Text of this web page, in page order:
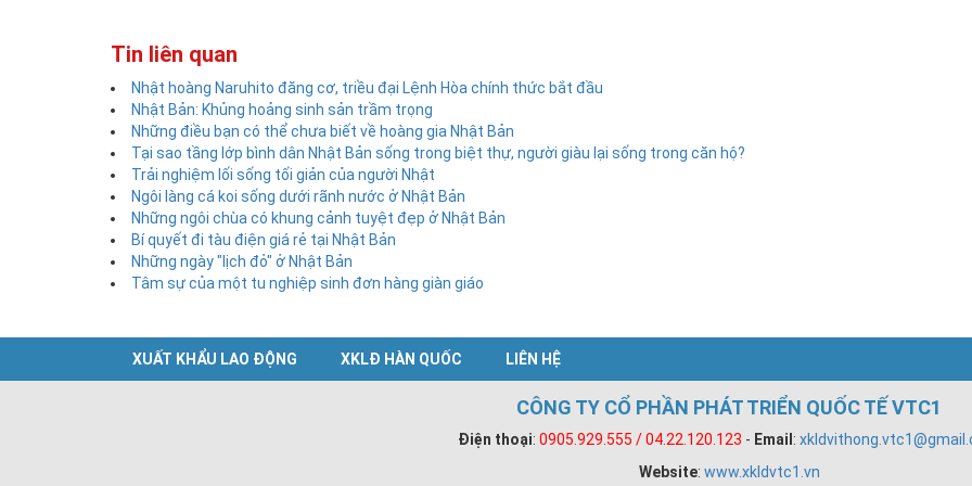
Tin liên quan
Nhật hoàng Naruhito đăng cơ, triều đại Lệnh Hòa chính thức bắt đầu
Nhật Bản: Khủng hoảng sinh sản trầm trọng
Những điều bạn có thể chưa biết về hoàng gia Nhật Bản
Tại sao tầng lớp bình dân Nhật Bản sống trong biệt thự, người giàu lại sống trong căn hộ?
Trải nghiệm lối sống tối giản của người Nhật
Ngôi làng cá koi sống dưới rãnh nước ở Nhật Bản
Những ngôi chùa có khung cảnh tuyệt đẹp ở Nhật Bản
Bí quyết đi tàu điện giá rẻ tại Nhật Bản
Những ngày "lịch đỏ" ở Nhật Bản
Tâm sự của một tu nghiệp sinh đơn hàng giàn giáo
XUẤT KHẨU LAO ĐỘNG XKLĐ HÀN QUỐC LIÊN HỆ
CÔNG TY CỔ PHẦN PHÁT TRIỂN QUỐC TẾ VTC1
Điện thoại: 0905.929.555 / 04.22.120.123 - Email :
Website: www.xkldvtc1.vn